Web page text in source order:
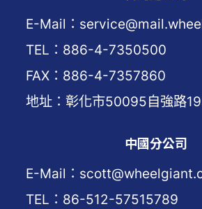
E-Mail：
TEL：886-4-7350500
FAX：886-4-7357860
地址：彰化市50095自強路
中國分公司
E-Mail：
TEL：86-512-57515789